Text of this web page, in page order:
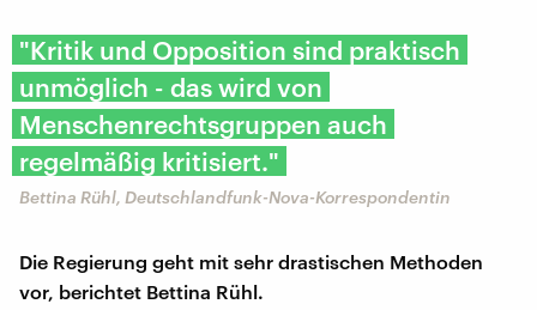
"Kritik und Opposition sind praktisch
unmöglich - das wird von
Menschenrechtsgruppen auch
regelmäßig kritisiert."
Bettina Rühl, Deutschlandfunk-Nova-Korrespondentin
Die Regierung geht mit sehr drastischen Methoden
vor, berichtet Bettina Rühl.